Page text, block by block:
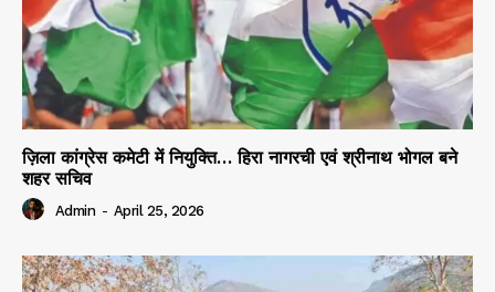
ज़िला कांग्रेस कमेटी में नियुक्ति… हिरा नागरची एवं श्रीनाथ भोगल बने
शहर सचिव
Admin - April 25, 2026